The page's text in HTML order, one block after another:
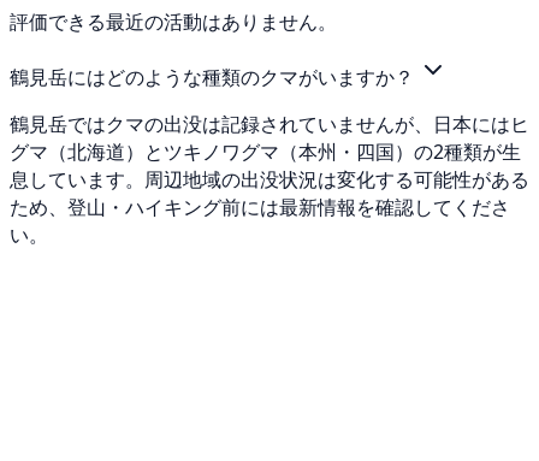
評価できる最近の活動はありません。
鶴見岳にはどのような種類のクマがいますか？
鶴見岳ではクマの出没は記録されていませんが、日本にはヒ
グマ（北海道）とツキノワグマ（本州・四国）の2種類が生
息しています。周辺地域の出没状況は変化する可能性がある
ため、登山・ハイキング前には最新情報を確認してくださ
い。